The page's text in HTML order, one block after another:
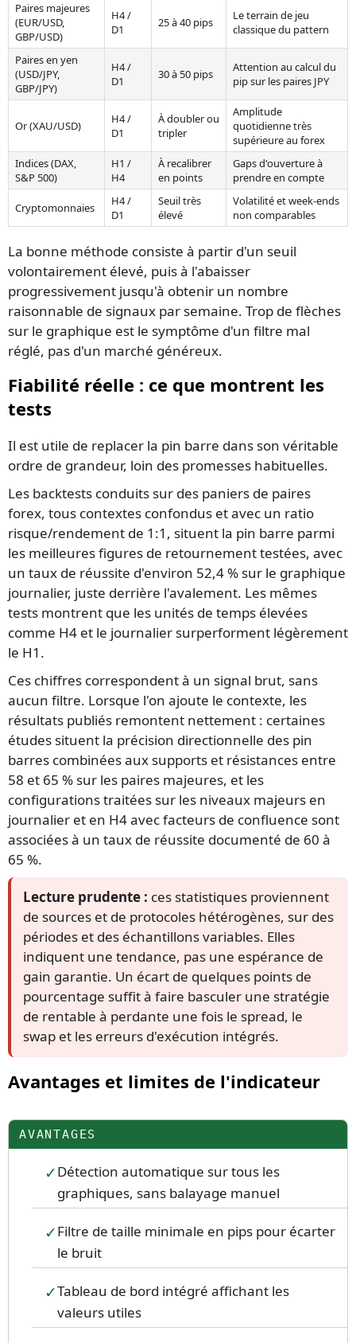
Paires majeures
(EUR/USD,
GBP/USD)
H4 /
D1
25 à 40 pips
Le terrain de jeu
classique du pattern
Paires en yen
(USD/JPY,
GBP/JPY)
H4 /
D1
30 à 50 pips
Attention au calcul du
pip sur les paires JPY
Or (XAU/USD)
H4 /
D1
À doubler ou
tripler
Amplitude
quotidienne très
supérieure au forex
Indices (DAX,
S&P 500)
H1 /
H4
À recalibrer
en points
Gaps d'ouverture à
prendre en compte
Cryptomonnaies
H4 /
D1
Seuil très
élevé
Volatilité et week-ends
non comparables
La bonne méthode consiste à partir d'un seuil
volontairement élevé, puis à l'abaisser
progressivement jusqu'à obtenir un nombre
raisonnable de signaux par semaine. Trop de flèches
sur le graphique est le symptôme d'un filtre mal
réglé, pas d'un marché généreux.
Fiabilité réelle : ce que montrent les
tests
Il est utile de replacer la pin barre dans son véritable
ordre de grandeur, loin des promesses habituelles.
Les backtests conduits sur des paniers de paires
forex, tous contextes confondus et avec un ratio
risque/rendement de 1:1, situent la pin barre parmi
les meilleures figures de retournement testées, avec
un taux de réussite d'environ 52,4 % sur le graphique
journalier, juste derrière l'avalement. Les mêmes
tests montrent que les unités de temps élevées
comme H4 et le journalier surperforment légèrement
le H1.
Ces chiffres correspondent à un signal brut, sans
aucun filtre. Lorsque l'on ajoute le contexte, les
résultats publiés remontent nettement : certaines
études situent la précision directionnelle des pin
barres combinées aux supports et résistances entre
58 et 65 % sur les paires majeures, et les
configurations traitées sur les niveaux majeurs en
journalier et en H4 avec facteurs de confluence sont
associées à un taux de réussite documenté de 60 à
65 %.
Lecture prudente : ces statistiques proviennent
de sources et de protocoles hétérogènes, sur des
périodes et des échantillons variables. Elles
indiquent une tendance, pas une espérance de
gain garantie. Un écart de quelques points de
pourcentage suffit à faire basculer une stratégie
de rentable à perdante une fois le spread, le
swap et les erreurs d'exécution intégrés.
Avantages et limites de l'indicateur
AVANTAGES
Détection automatique sur tous les
graphiques, sans balayage manuel
Filtre de taille minimale en pips pour écarter
le bruit
Tableau de bord intégré affichant les
valeurs utiles